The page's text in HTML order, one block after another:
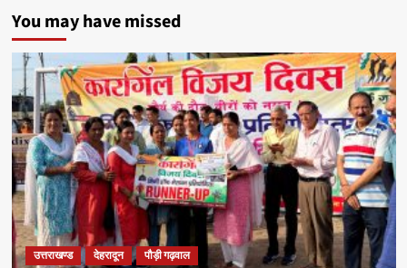
You may have missed
उत्तराखण्ड देहरादून पौड़ी गढ़वाल